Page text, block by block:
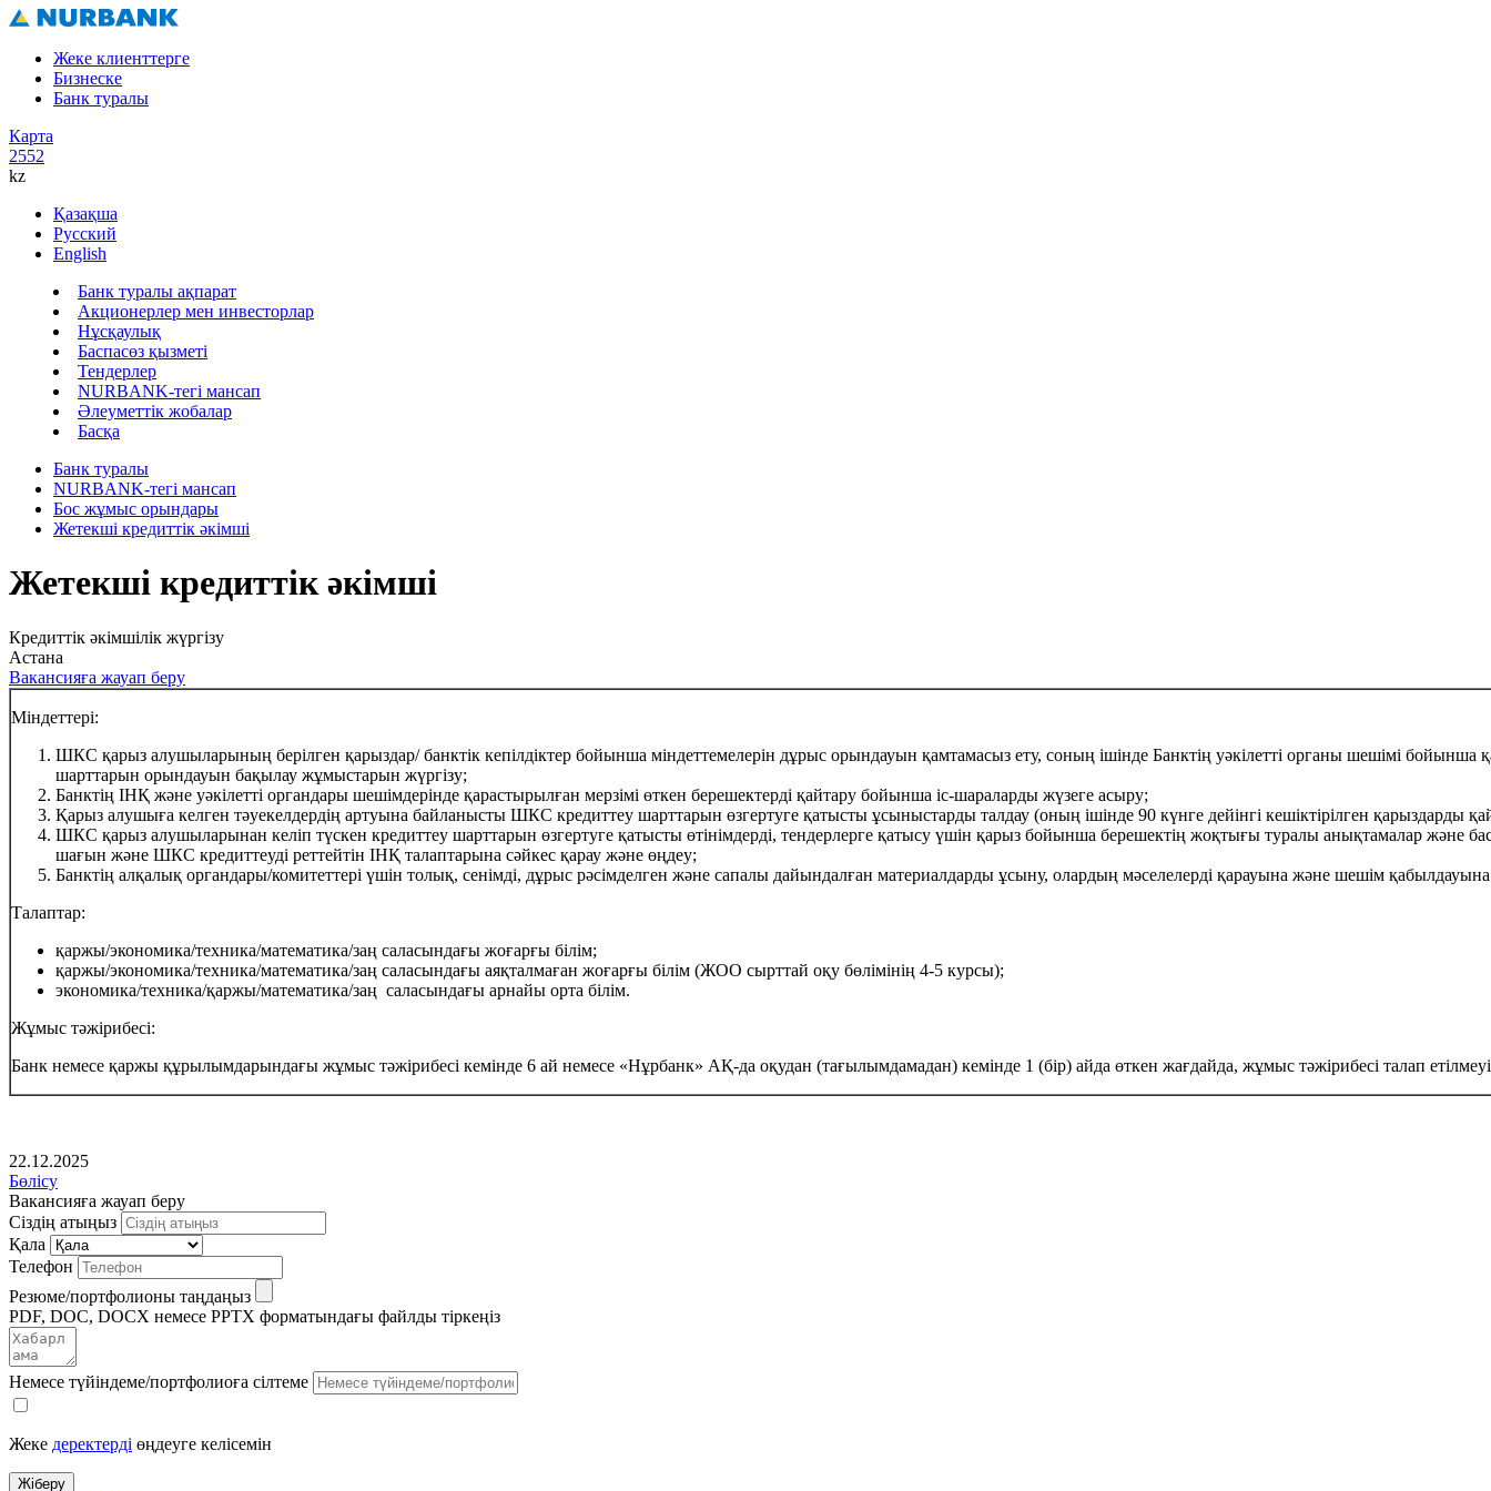
Жеке клиенттерге
Бизнеске
Банк туралы
Карта
2552
kz
Қазақша
Русский
English
Банк туралы ақпарат
Акционерлер мен инвесторлар
Нұсқаулық
Баспасөз қызметі
Тендерлер
NURBANK-тегі мансап
Әлеуметтік жобалар
Басқа
Банк туралы
NURBANK-тегі мансап
Бос жұмыс орындары
Жетекші кредиттік әкімші
Жетекші кредиттік әкімші
Кредиттік әкімшілік жүргізу
Астана
Вакансияға жауап беру
Міндеттері:
ШКС қарыз алушыларының берілген қарыздар/ банктік кепілдіктер бойынша міндеттемелерін дұрыс орындауын қамтамасыз ету, соның ішінде Банктің уәкілетті органы шешімі
шарттарын орындауын бақылау жұмыстарын жүргізу;
Банктің ІНҚ және уәкілетті органдары шешімдерінде қарастырылған мерзімі өткен берешектерді қайтару бойынша іс-шараларды жүзеге асыру;
Қарыз алушыға келген тәуекелдердің артуына байланысты ШКС кредиттеу шарттарын өзгертуге қатысты ұсыныстарды талдау (оның ішінде 90 күнге дейінгі кешіктірілген қарыздарды
ШКС қарыз алушыларынан келіп түскен кредиттеу шарттарын өзгертуге қатысты өтінімдерді, тендерлерге қатысу үшін қарыз бойынша берешектің жоқтығы туралы анықтамалар және
шағын және ШКС кредиттеуді реттейтін ІНҚ талаптарына сәйкес қарау және өңдеу;
Банктің алқалық органдары/комитеттері үшін толық, сенімді, дұрыс рәсімделген және сапалы дайындалған материалдарды ұсыну, олардың мәселелерді қарауына және шешім қабылдауына
Талаптар:
қаржы/экономика/техника/математика/заң саласындағы жоғарғы білім;
қаржы/экономика/техника/математика/заң саласындағы аяқталмаған жоғарғы білім (ЖОО сырттай оқу бөлімінің 4-5 курсы);
экономика/техника/қаржы/математика/заң саласындағы арнайы орта білім.
Жұмыс тәжірибесі:
Банк немесе қаржы құрылымдарындағы жұмыс тәжірибесі кемінде 6 ай немесе «Нұрбанк» АҚ-да оқудан (тағылымдамадан) кемінде 1 (бір) айда өткен жағдайда, жұмыс тәжірибесі талап
22.12.2025
Бөлісу
Вакансияға жауап беру
Сіздің атыңыз
Қала
Телефон
Резюме/портфолионы таңдаңыз
PDF, DOC, DOCX немесе PPTX форматындағы файлды тіркеңіз
Немесе түйіндеме/портфолиоға сілтеме
Жеке деректерді өңдеуге келісемін